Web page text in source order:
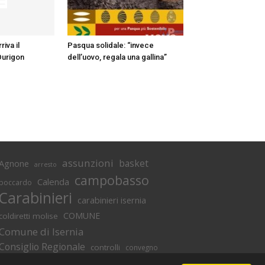
il
Pasqua solidale: “invece
dell’uovo, regala una gallina”
arresto assunzioni basket
Calenda campobasso
carabinieri isernia
molise COMUNE
di Isernia
Regionale controlli convegno